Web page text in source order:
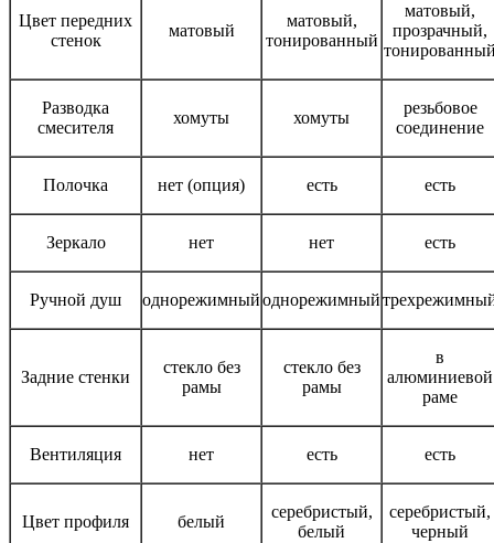
Цвет передних
стенок
матовый
матовый,
тонированный
матовый,
прозрачный,
Разводка
смесителя
хомуты хомуты
резьбовое
соединение
Полочка нет (опция) есть есть
Зеркало нет нет есть
Ручной душ однорежимныйоднорежимный
Задние стенки
стекло без
рамы
стекло без
рамы
в
алюминиевой
раме
Вентиляция нет есть есть
Цвет профиля белый
серебристый,
белый
серебристый,
черный